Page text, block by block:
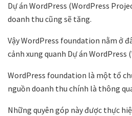
Dự án WordPress (WordPress
doanh thu cũng sẽ tăng.
Vậy WordPress foundation nằm ở
cảnh xung quanh Dự án WordPress
WordPress foundation là một tổ
nguồn doanh thu chính là thông
Những quyên góp này được thực